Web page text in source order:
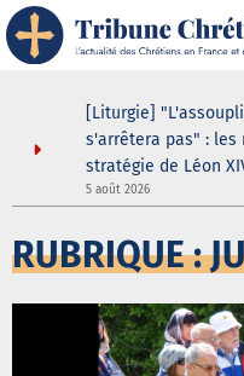
[Liturgie]
s'arrêtera pas" :
stratégie de Léon
5 août 2026
RUBRIQUE :